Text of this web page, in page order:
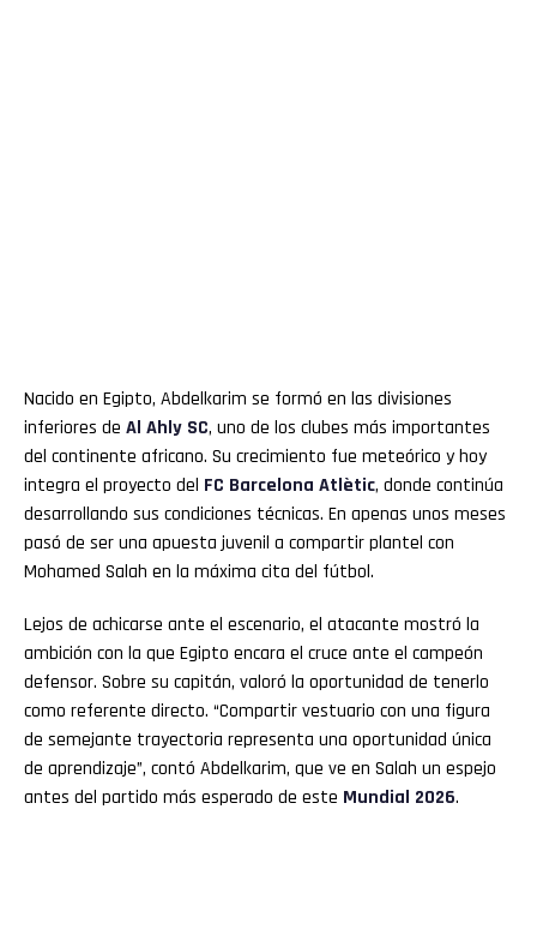
Nacido en Egipto, Abdelkarim se formó en las divisiones
inferiores de Al Ahly SC, uno de los clubes más importantes
del continente africano. Su crecimiento fue meteórico y hoy
integra el proyecto del FC Barcelona Atlètic, donde continúa
desarrollando sus condiciones técnicas. En apenas unos meses
pasó de ser una apuesta juvenil a compartir plantel con
Mohamed Salah en la máxima cita del fútbol.
Lejos de achicarse ante el escenario, el atacante mostró la
ambición con la que Egipto encara el cruce ante el campeón
defensor. Sobre su capitán, valoró la oportunidad de tenerlo
como referente directo. “Compartir vestuario con una figura
de semejante trayectoria representa una oportunidad única
de aprendizaje”, contó Abdelkarim, que ve en Salah un espejo
antes del partido más esperado de este Mundial 2026.